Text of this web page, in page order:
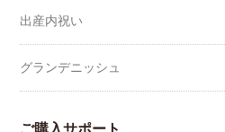
出産内祝い
グランデニッシュ
ご購入サポート